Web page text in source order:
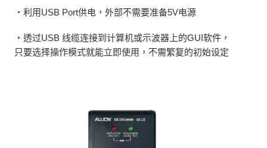
・利用USB Port供电，外部不需要准备5V电源
・透过USB 线缆连接到计算机或示波器上的GUI软件，
只要选择操作模式就能立即使用，不需繁复的初始设定